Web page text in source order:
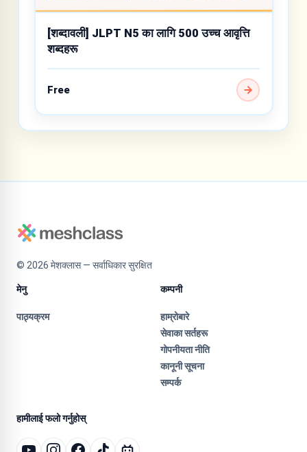
[शब्दावली] JLPT N5 का लागि 500 उच्च आवृत्ति
शब्दहरू
Free
© 2026 मेशक्लास — सर्वाधिकार सुरक्षित
मेनु
पाठ्यक्रम
कम्पनी
हाम्रोबारे
सेवाका सर्तहरू
गोपनीयता नीति
कानूनी सूचना
सम्पर्क
हामीलाई फलो गर्नुहोस्